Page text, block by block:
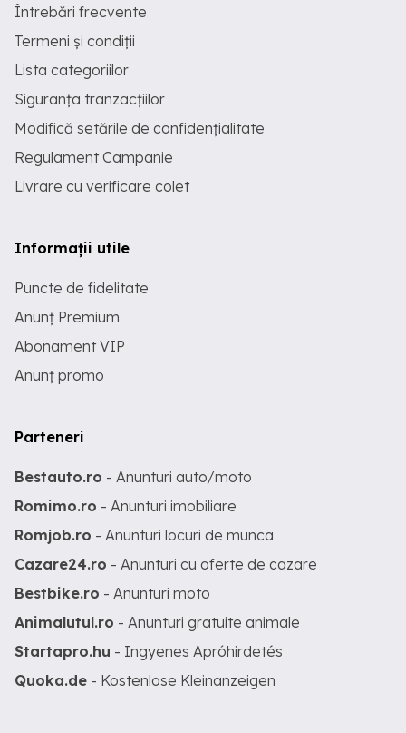
Întrebări frecvente
Termeni și condiții
Lista categoriilor
Siguranța tranzacțiilor
Modifică setările de confidențialitate
Regulament Campanie
Livrare cu verificare colet
Informații utile
Puncte de fidelitate
Anunț Premium
Abonament VIP
Anunț promo
Parteneri
Bestauto.ro - Anunturi auto/moto
Romimo.ro - Anunturi imobiliare
Romjob.ro - Anunturi locuri de munca
Cazare24.ro - Anunturi cu oferte de cazare
Bestbike.ro - Anunturi moto
Animalutul.ro - Anunturi gratuite animale
Startapro.hu - Ingyenes Apróhirdetés
Quoka.de - Kostenlose Kleinanzeigen